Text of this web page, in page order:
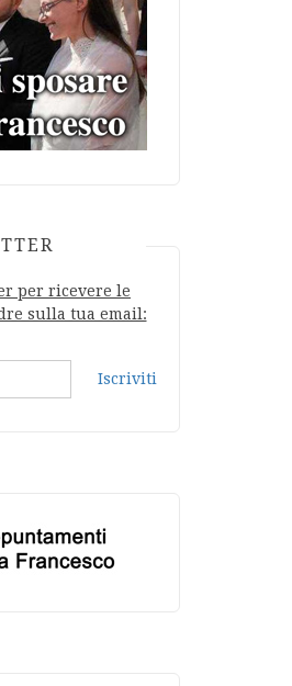
per ricevere le
sulla tua email:
Iscriviti